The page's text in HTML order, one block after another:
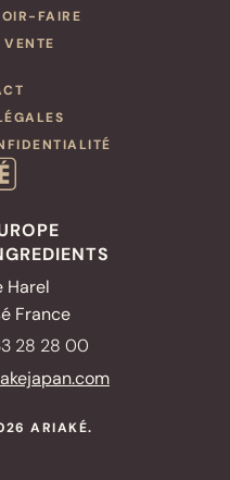
Harel
France
28 28 00
ARIAKÉ.
FAIRE